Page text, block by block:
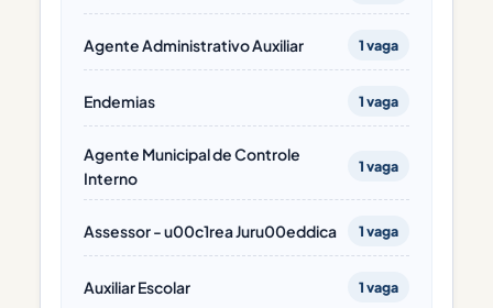
Agente Administrativo Auxiliar 1 vaga
Endemias 1 vaga
Agente Municipal de Controle
Interno
1 vaga
Assessor - u00c1rea Juru00eddica 1 vaga
Auxiliar Escolar 1 vaga